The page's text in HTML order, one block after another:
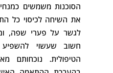
הסוכנות משמשים
את השיחה לכיסוי כל
לגשר על פערי שפה,
חשוב שעשוי
הטיפולית. נוכחותם